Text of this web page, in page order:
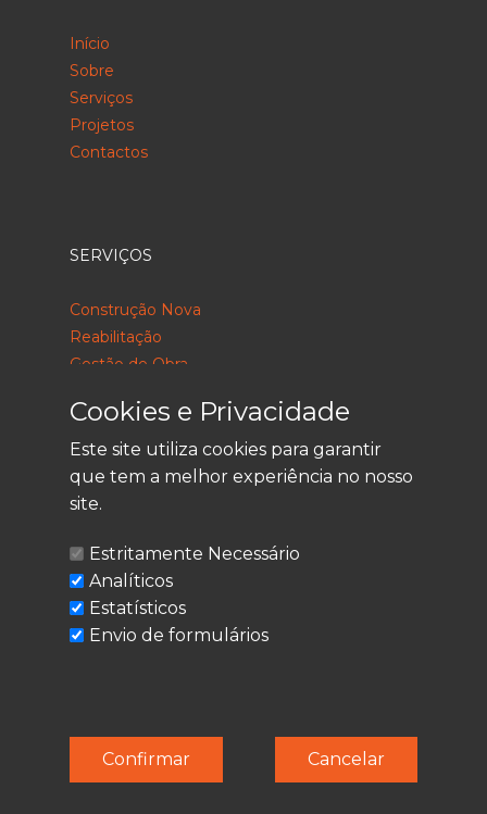
Início
Sobre
Serviços
Projetos
Contactos
SERVIÇOS
Construção Nova
Reabilitação
Gestão de Obra
LEGAL
Política de Privacidade
Termos de Utilização
Cookies
© Techolder. Todos os direitos reservados.
SmashLine
Cookies e Privacidade
Este site utiliza cookies para garantir
que tem a melhor experiência no nosso
site.
Estritamente Necessário
Analíticos
Estatísticos
Envio de formulários
Cancelar
Confirmar